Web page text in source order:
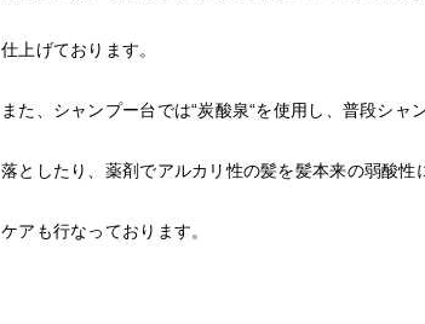
仕上げております。
また、シャンプー台では“炭酸泉“を使用し、普段シ
落としたり、薬剤でアルカリ性の髪を髪本来の弱酸
ケアも行なっております。